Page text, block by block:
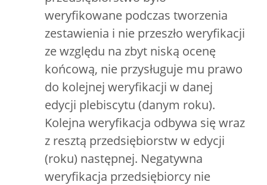
weryfikowane podczas tworzenia
zestawienia i nie przeszło weryfikacji
ze względu na zbyt niską ocenę
końcową, nie przysługuje mu prawo
do kolejnej weryfikacji w danej
edycji plebiscytu (danym roku).
Kolejna weryfikacja odbywa się wraz
z resztą przedsiębiorstw w edycji
(roku) następnej. Negatywna
weryfikacja przedsiębiorcy nie